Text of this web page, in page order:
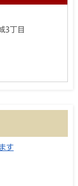
3丁目
す